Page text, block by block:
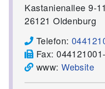
Kastanienallee 9-11
26121 Oldenburg
Telefon:
Fax:
www:Website